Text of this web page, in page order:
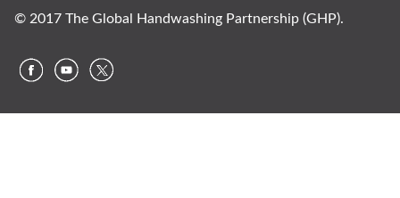
© 2017 The Global Handwashing Partnership (GHP).